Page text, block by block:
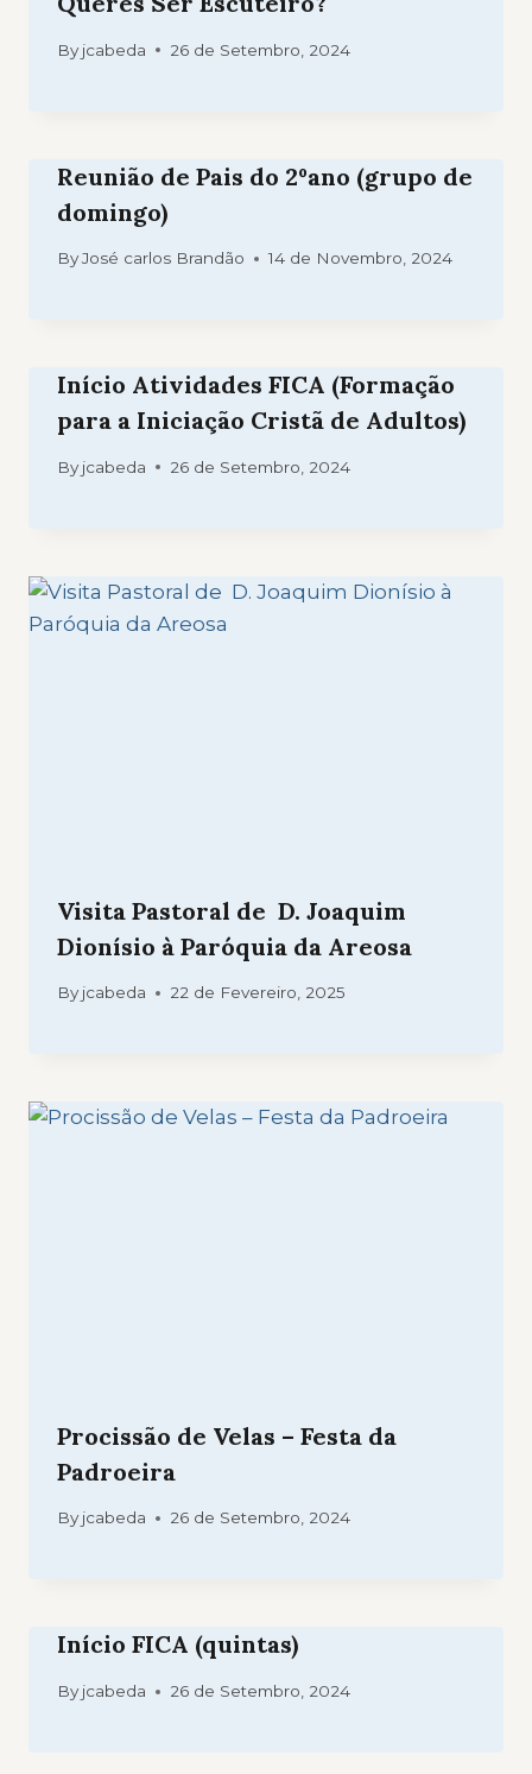
By jcabeda 26 de Setembro, 2024
Reunião de Pais do 2ºano (grupo de
domingo)
ByJosé carlos Brandão 14 de Novembro, 2024
Início Atividades FICA (Formação
para a Iniciação Cristã de Adultos)
By jcabeda 26 de Setembro, 2024
Visita Pastoral de D. Joaquim
Dionísio à Paróquia da Areosa
By jcabeda 22 de Fevereiro, 2025
Procissão de Velas – Festa da
Padroeira
By jcabeda 26 de Setembro, 2024
Início FICA (quintas)
By jcabeda 26 de Setembro, 2024